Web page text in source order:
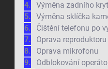
Výměna zadního
Výměna sklíčka
Čištění telefonu po
Oprava reproduktoru
Oprava mikrofonu
Odblokování